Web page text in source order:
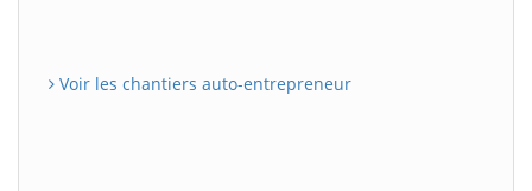
Voir les chantiers auto-entrepreneur